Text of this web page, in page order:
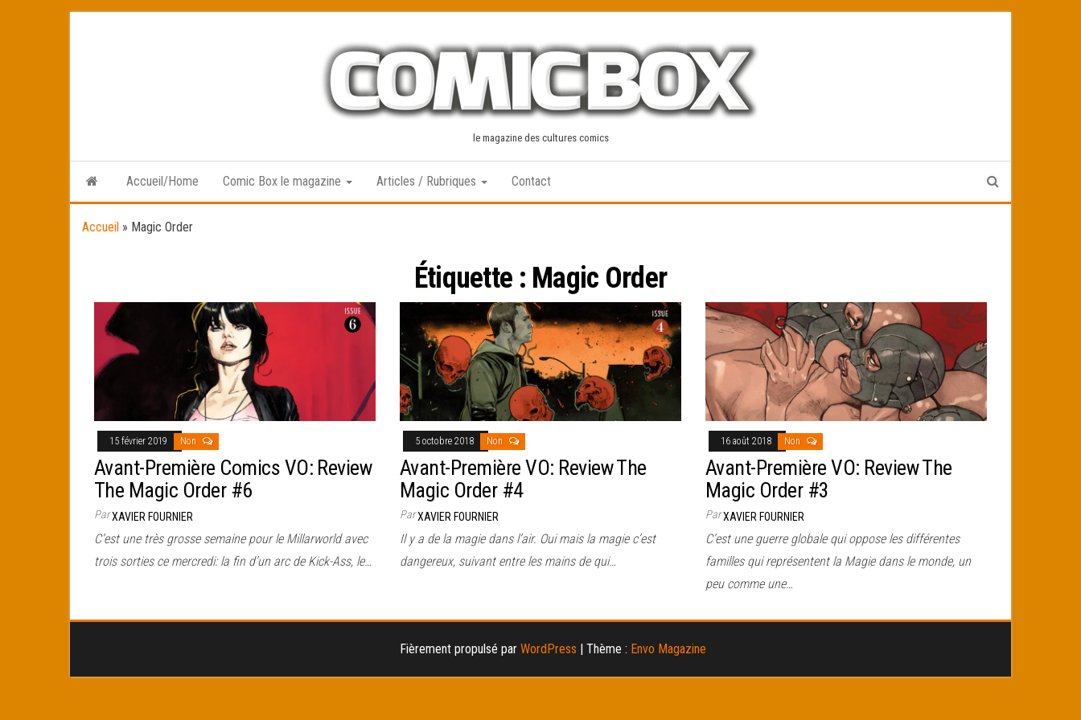
le magazine des cultures comics
Accueil/Home Comic Box le magazine Articles / Rubriques Contact
Accueil » Magic Order
Étiquette : Magic Order
15 février 2019 Non
Avant-Première Comics VO: Review
The Magic Order #6
ParXAVIER FOURNIER
C’est une très grosse semaine pour le Millarworld avec
trois sorties ce mercredi: la fin d’un arc de Kick-Ass, le…
5 octobre 2018 Non
Avant-Première VO: Review The
Magic Order #4
ParXAVIER FOURNIER
Il y a de la magie dans l’air. Oui mais la magie c’est
dangereux, suivant entre les mains de qui…
16 août 2018 Non
Avant-Première VO: Review The
Magic Order #3
ParXAVIER FOURNIER
C’est une guerre globale qui oppose les différentes
familles qui représentent la Magie dans le monde, un
peu comme une…
Fièrement propulsé par WordPress | Thème : Envo Magazine